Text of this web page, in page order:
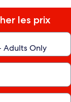
les prix